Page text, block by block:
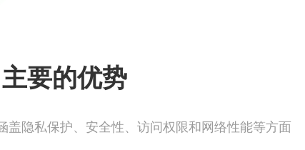
主要的优势
盖隐私保护、安全性、访问权限和网络性能等方面